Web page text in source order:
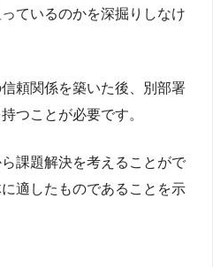
ているのかを深掘りしなけ
頼関係を築いた後、別部署
つことが必要です。
課題解決を考えることがで
適したものであることを示